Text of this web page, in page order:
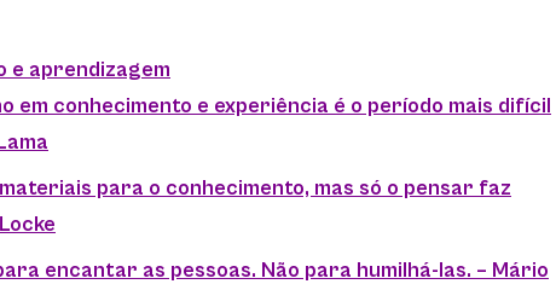
e aprendizagem
em conhecimento e experiência é o período mais difícil
para o conhecimento, mas só o pensar faz
encantar as pessoas. Não para humilhá-las. – Mário